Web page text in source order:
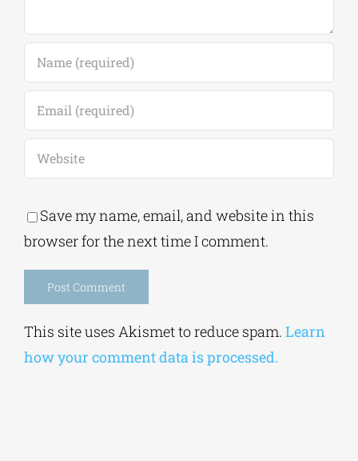
Save my name, email, and website in this
browser for the next time I comment.
This site uses Akismet to reduce spam. Learn
how your comment data is processed.